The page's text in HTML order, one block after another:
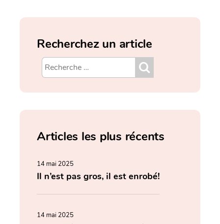
Recherchez un article
Articles les plus récents
14 mai 2025
Il n’est pas gros, il est enrobé!
14 mai 2025